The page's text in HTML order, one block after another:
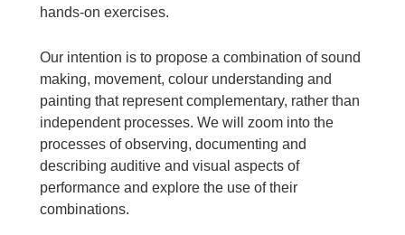
hands-on exercises.
Our intention is to propose a combination of sound
making, movement, colour understanding and
painting that represent complementary, rather than
independent processes. We will zoom into the
processes of observing, documenting and
describing auditive and visual aspects of
performance and explore the use of their
combinations.